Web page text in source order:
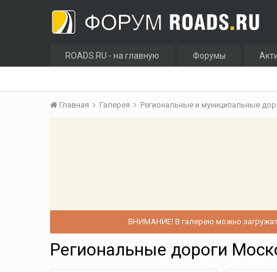
ROADS.RU - на главную Форумы
Главная Галерея Региональные и муниципальные
ВНИМАНИЕ! В галерею можно
Региональные дороги